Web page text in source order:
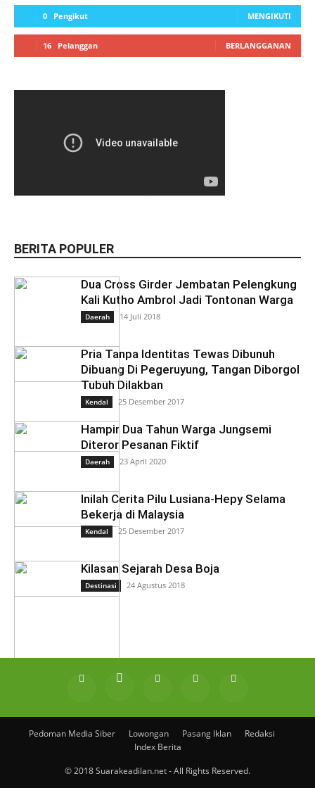
0 Pengikut MENGIKUTI
16 Pelanggan BERLANGGANAN
BERITA POPULER
Dua Cross Girder Jembatan Pelengkung
Kali Kutho Ambrol Jadi Tontonan Warga
Daerah 14 Juli 2018
Pria Tanpa Identitas Tewas Dibunuh
Dibuang Di Pegeruyung, Tangan Diborgol
Tubuh Dilakban
Kendal 25 Desember 2017
Hampir Dua Tahun Warga Jungsemi
Diteror Pesanan Fiktif
Daerah 23 April 2020
Inilah Cerita Pilu Lusiana-Hepy Selama
Bekerja di Malaysia
Kendal 25 Desember 2017
Kilasan Sejarah Desa Boja
Destinasi 24 Agustus 2018
Pedoman Media Siber Lowongan Pasang Iklan
Redaksi
Index Berita
© 2018 Suarakeadilan.net - All Rights Reserved.